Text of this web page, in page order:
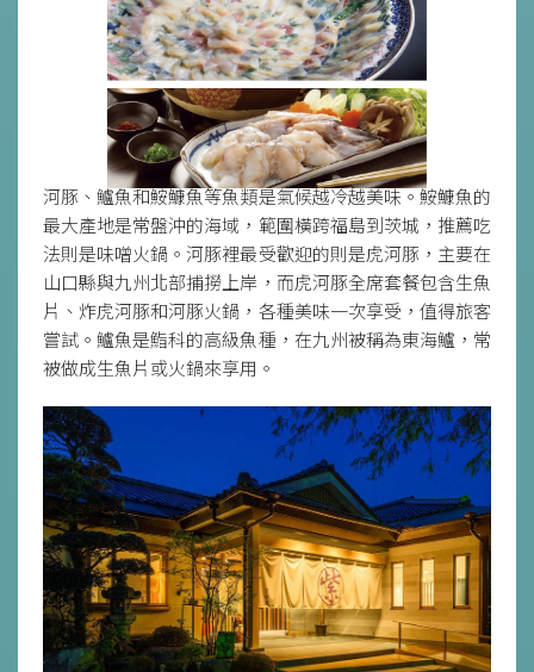
河豚、鱸魚和鮟鱇魚等魚類是氣候越冷越美味。鮟鱇魚的
最大產地是常盤沖的海域，範圍橫跨福島到茨城，推薦吃
法則是味噌火鍋。河豚裡最受歡迎的則是虎河豚，主要在
山口縣與九州北部捕撈上岸，而虎河豚全席套餐包含生魚
片、炸虎河豚和河豚火鍋，各種美味一次享受，值得旅客
嘗試。鱸魚是鮨科的高級魚種，在九州被稱為東海鱸，常
被做成生魚片或火鍋來享用。